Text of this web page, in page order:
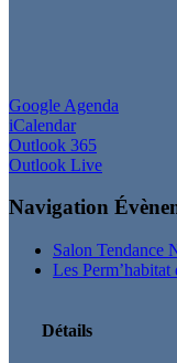
Google Agenda
iCalendar
Outlook 365
Outlook Live
Navigation
Salon Tendance
Les Perm’habitat
Détails